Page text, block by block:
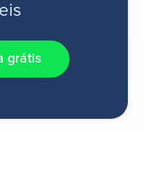
grátis